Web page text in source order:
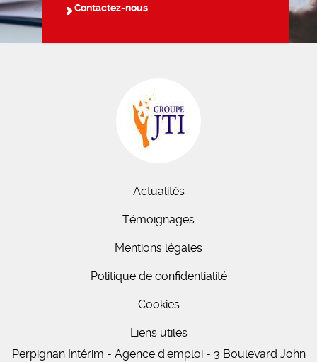
Contactez-nous
Actualités
Témoignages
Mentions légales
Politique de confidentialité
Cookies
Liens utiles
Perpignan Intérim - Agence d'emploi - 3 Boulevard John